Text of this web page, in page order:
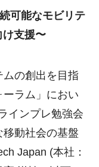
可能なモビリテ
け支援〜
の創出を目指
ラム」におい
インプレ勉強会
動社会の基盤
Japan (本社：